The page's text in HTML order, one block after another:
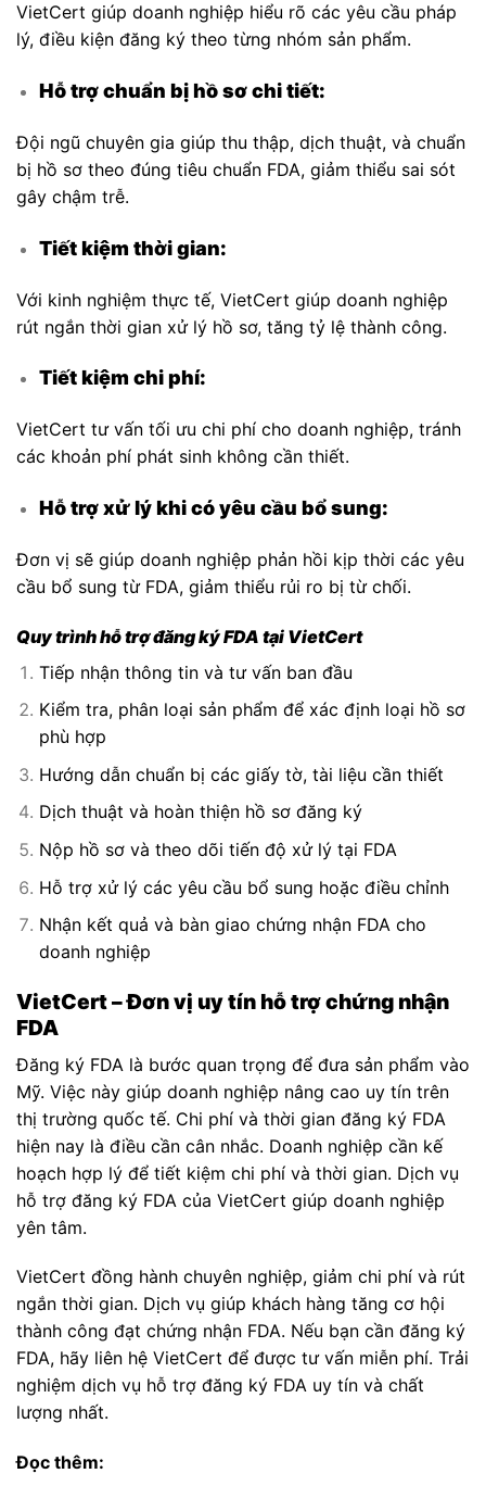
VietCert giúp doanh nghiệp hiểu rõ các yêu cầu pháp
lý, điều kiện đăng ký theo từng nhóm sản phẩm.
Hỗ trợ chuẩn bị hồ sơ chi tiết:
Đội ngũ chuyên gia giúp thu thập, dịch thuật, và chuẩn
bị hồ sơ theo đúng tiêu chuẩn FDA, giảm thiểu sai sót
gây chậm trễ.
Tiết kiệm thời gian:
Với kinh nghiệm thực tế, VietCert giúp doanh nghiệp
rút ngắn thời gian xử lý hồ sơ, tăng tỷ lệ thành công.
Tiết kiệm chi phí:
VietCert tư vấn tối ưu chi phí cho doanh nghiệp, tránh
các khoản phí phát sinh không cần thiết.
Hỗ trợ xử lý khi có yêu cầu bổ sung:
Đơn vị sẽ giúp doanh nghiệp phản hồi kịp thời các yêu
cầu bổ sung từ FDA, giảm thiểu rủi ro bị từ chối.
Quy trình hỗ trợ đăng ký FDA tại VietCert
Tiếp nhận thông tin và tư vấn ban đầu
Kiểm tra, phân loại sản phẩm để xác định loại hồ sơ
phù hợp
Hướng dẫn chuẩn bị các giấy tờ, tài liệu cần thiết
Dịch thuật và hoàn thiện hồ sơ đăng ký
Nộp hồ sơ và theo dõi tiến độ xử lý tại FDA
Hỗ trợ xử lý các yêu cầu bổ sung hoặc điều chỉnh
Nhận kết quả và bàn giao chứng nhận FDA cho
doanh nghiệp
VietCert – Đơn vị uy tín hỗ trợ chứng nhận
FDA
Đăng ký FDA là bước quan trọng để đưa sản phẩm vào
Mỹ. Việc này giúp doanh nghiệp nâng cao uy tín trên
thị trường quốc tế. Chi phí và thời gian đăng ký FDA
hiện nay là điều cần cân nhắc. Doanh nghiệp cần kế
hoạch hợp lý để tiết kiệm chi phí và thời gian. Dịch vụ
hỗ trợ đăng ký FDA của VietCert giúp doanh nghiệp
yên tâm.
VietCert đồng hành chuyên nghiệp, giảm chi phí và rút
ngắn thời gian. Dịch vụ giúp khách hàng tăng cơ hội
thành công đạt chứng nhận FDA. Nếu bạn cần đăng ký
FDA, hãy liên hệ VietCert để được tư vấn miễn phí. Trải
nghiệm dịch vụ hỗ trợ đăng ký FDA uy tín và chất
lượng nhất.
Đọc thêm: